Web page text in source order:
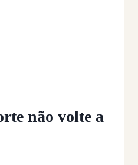
não volte a